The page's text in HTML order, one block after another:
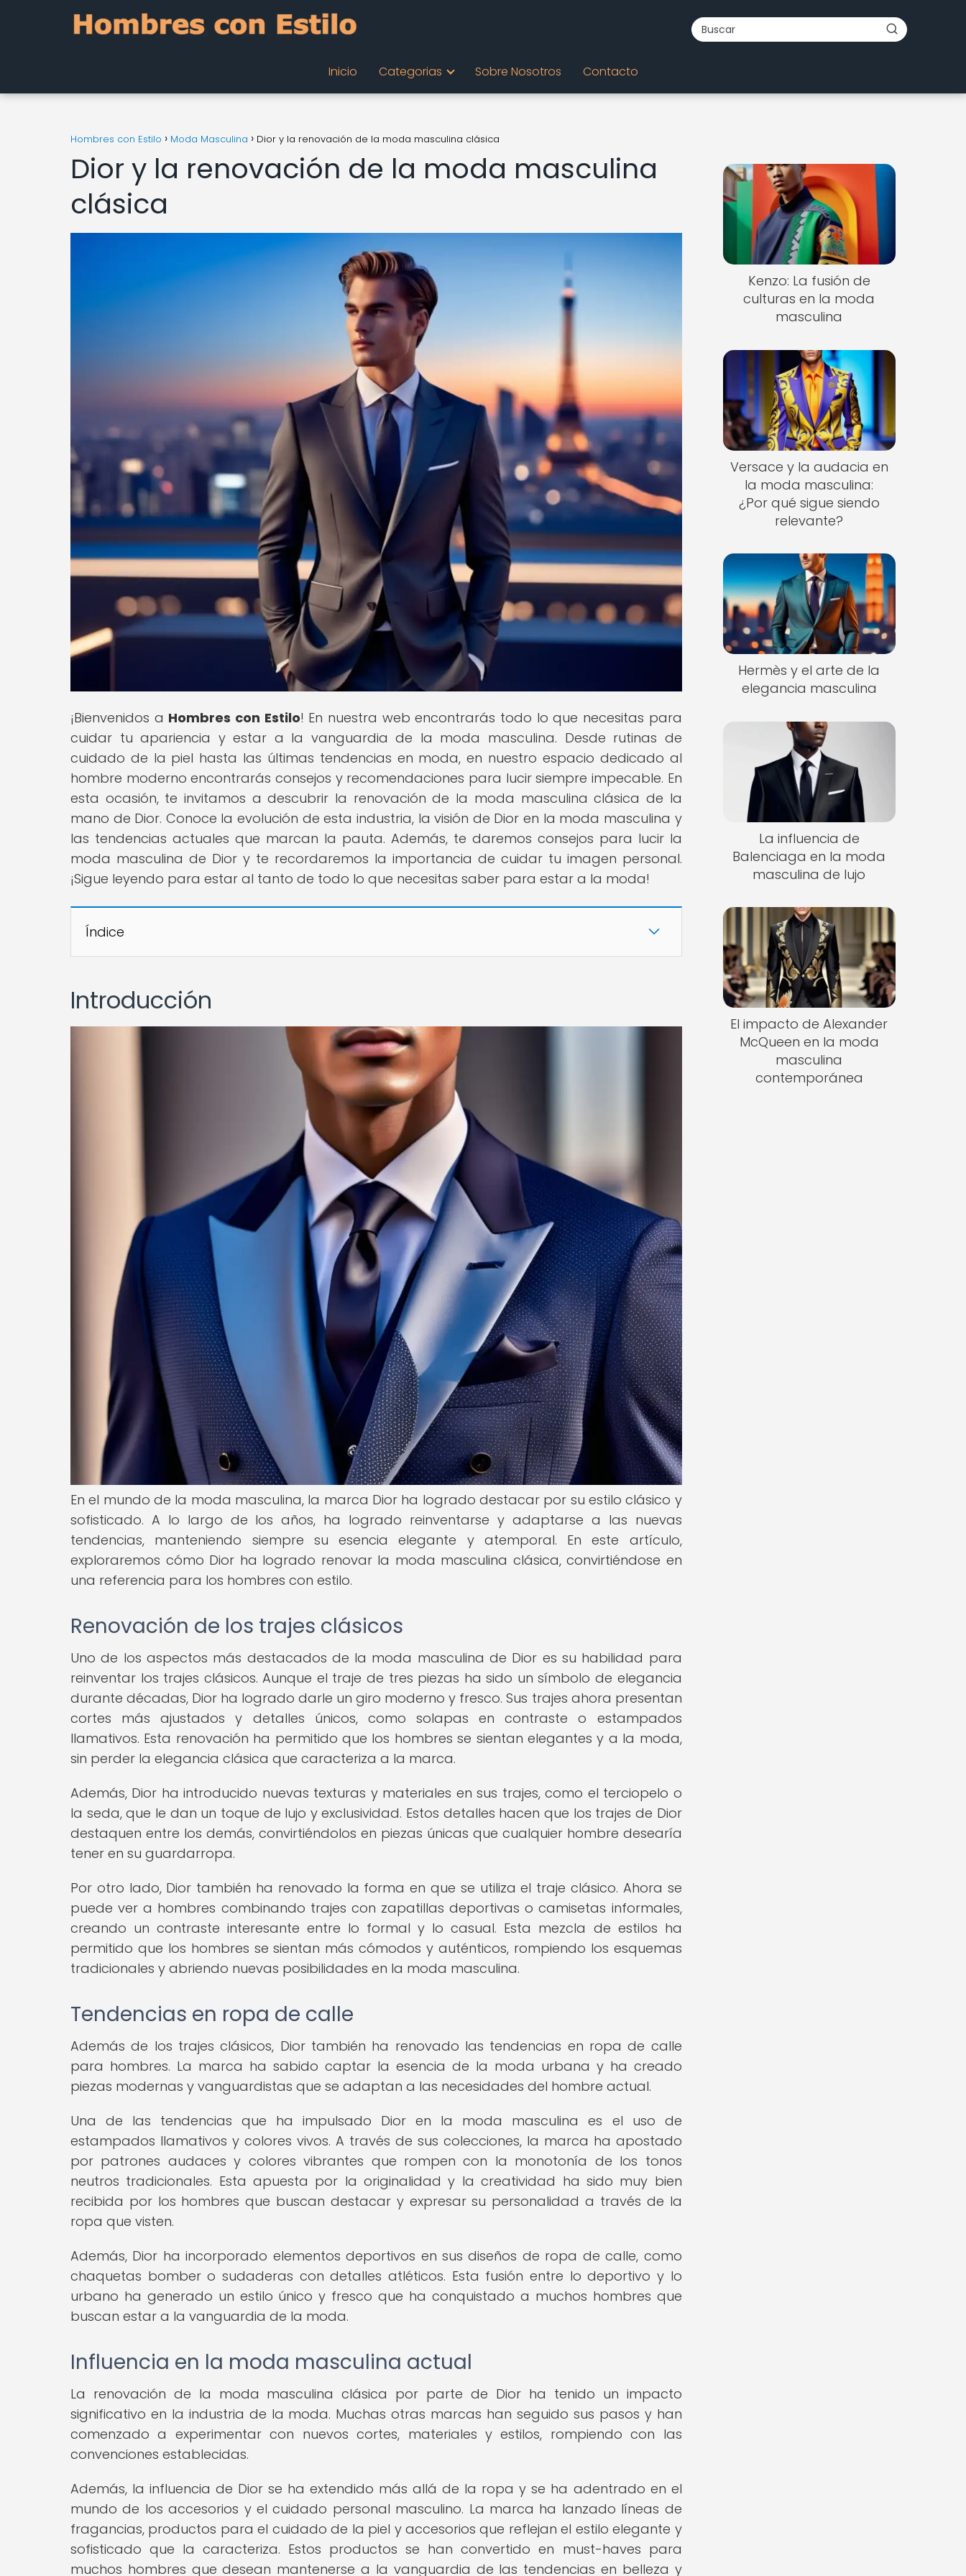
Inicio Categorias Sobre Nosotros Contacto
Hombres con Estilo Moda Masculina Dior y la renovación de la moda masculina clásica
Dior y la renovación de la moda masculina
clásica
¡Bienvenidos a Hombres con Estilo! En nuestra web encontrarás todo lo que necesitas para
cuidar tu apariencia y estar a la vanguardia de la moda masculina. Desde rutinas de
cuidado de la piel hasta las últimas tendencias en moda, en nuestro espacio dedicado al
hombre moderno encontrarás consejos y recomendaciones para lucir siempre impecable. En
esta ocasión, te invitamos a descubrir la renovación de la moda masculina clásica de la
mano de Dior. Conoce la evolución de esta industria, la visión de Dior en la moda masculina y
las tendencias actuales que marcan la pauta. Además, te daremos consejos para lucir la
moda masculina de Dior y te recordaremos la importancia de cuidar tu imagen personal.
¡Sigue leyendo para estar al tanto de todo lo que necesitas saber para estar a la moda!
Índice
Introducción
En el mundo de la moda masculina, la marca Dior ha logrado destacar por su estilo clásico y
sofisticado. A lo largo de los años, ha logrado reinventarse y adaptarse a las nuevas
tendencias, manteniendo siempre su esencia elegante y atemporal. En este artículo,
exploraremos cómo Dior ha logrado renovar la moda masculina clásica, convirtiéndose en
una referencia para los hombres con estilo.
Renovación de los trajes clásicos
Uno de los aspectos más destacados de la moda masculina de Dior es su habilidad para
reinventar los trajes clásicos. Aunque el traje de tres piezas ha sido un símbolo de elegancia
durante décadas, Dior ha logrado darle un giro moderno y fresco. Sus trajes ahora presentan
cortes más ajustados y detalles únicos, como solapas en contraste o estampados
llamativos. Esta renovación ha permitido que los hombres se sientan elegantes y a la moda,
sin perder la elegancia clásica que caracteriza a la marca.
Además, Dior ha introducido nuevas texturas y materiales en sus trajes, como el terciopelo o
la seda, que le dan un toque de lujo y exclusividad. Estos detalles hacen que los trajes de Dior
destaquen entre los demás, convirtiéndolos en piezas únicas que cualquier hombre desearía
tener en su guardarropa.
Por otro lado, Dior también ha renovado la forma en que se utiliza el traje clásico. Ahora se
puede ver a hombres combinando trajes con zapatillas deportivas o camisetas informales,
creando un contraste interesante entre lo formal y lo casual. Esta mezcla de estilos ha
permitido que los hombres se sientan más cómodos y auténticos, rompiendo los esquemas
tradicionales y abriendo nuevas posibilidades en la moda masculina.
Tendencias en ropa de calle
Además de los trajes clásicos, Dior también ha renovado las tendencias en ropa de calle
para hombres. La marca ha sabido captar la esencia de la moda urbana y ha creado
piezas modernas y vanguardistas que se adaptan a las necesidades del hombre actual.
Una de las tendencias que ha impulsado Dior en la moda masculina es el uso de
estampados llamativos y colores vivos. A través de sus colecciones, la marca ha apostado
por patrones audaces y colores vibrantes que rompen con la monotonía de los tonos
neutros tradicionales. Esta apuesta por la originalidad y la creatividad ha sido muy bien
recibida por los hombres que buscan destacar y expresar su personalidad a través de la
ropa que visten.
Además, Dior ha incorporado elementos deportivos en sus diseños de ropa de calle, como
chaquetas bomber o sudaderas con detalles atléticos. Esta fusión entre lo deportivo y lo
urbano ha generado un estilo único y fresco que ha conquistado a muchos hombres que
buscan estar a la vanguardia de la moda.
Influencia en la moda masculina actual
La renovación de la moda masculina clásica por parte de Dior ha tenido un impacto
significativo en la industria de la moda. Muchas otras marcas han seguido sus pasos y han
comenzado a experimentar con nuevos cortes, materiales y estilos, rompiendo con las
convenciones establecidas.
Además, la influencia de Dior se ha extendido más allá de la ropa y se ha adentrado en el
mundo de los accesorios y el cuidado personal masculino. La marca ha lanzado líneas de
fragancias, productos para el cuidado de la piel y accesorios que reflejan el estilo elegante y
sofisticado que la caracteriza. Estos productos se han convertido en must-haves para
muchos hombres que desean mantenerse a la vanguardia de las tendencias en belleza y
Kenzo: La fusión de
culturas en la moda
masculina
Versace y la audacia en
la moda masculina:
¿Por qué sigue siendo
relevante?
Hermès y el arte de la
elegancia masculina
La influencia de
Balenciaga en la moda
masculina de lujo
El impacto de Alexander
McQueen en la moda
masculina
contemporánea